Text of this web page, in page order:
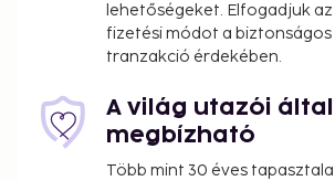
lehetőségeket. Elfogadjuk
fizetési módot a biztonságos
tranzakció érdekében.
A világ utazói által
megbízható
Több mint 30 éves